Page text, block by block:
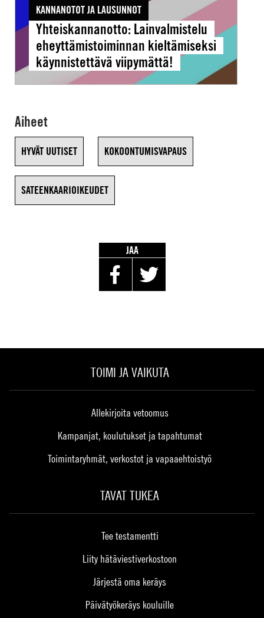
KANNANOTOT JA LAUSUNNOT
Yhteiskannanotto: Lainvalmistelu
eheyttämistoiminnan kieltämiseksi
käynnistettävä viipymättä!
Aiheet
HYVÄT UUTISET KOKOONTUMISVAPAUS
SATEENKAARIOIKEUDET
JAA
TOIMI JA VAIKUTA
Allekirjoita vetoomus
Kampanjat, koulutukset ja tapahtumat
Toimintaryhmät, verkostot ja vapaaehtoistyö
TAVAT TUKEA
Tee testamentti
Liity hätäviestiverkostoon
Järjestä oma keräys
Päivätyökeräys kouluille